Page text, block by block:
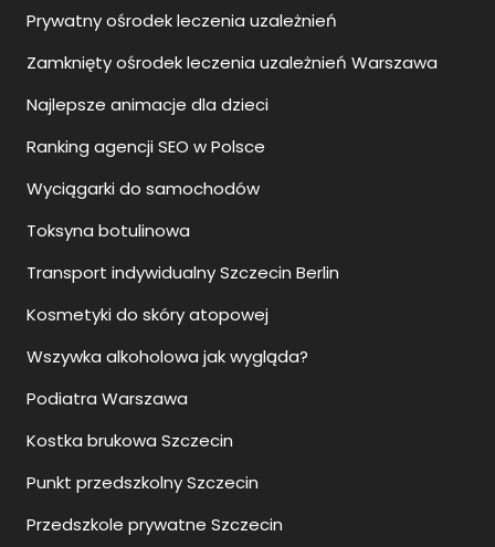
Prywatny ośrodek leczenia uzależnień
Zamknięty ośrodek leczenia uzależnień Warszawa
Najlepsze animacje dla dzieci
Ranking agencji SEO w Polsce
Wyciągarki do samochodów
Toksyna botulinowa
Transport indywidualny Szczecin Berlin
Kosmetyki do skóry atopowej
Wszywka alkoholowa jak wygląda?
Podiatra Warszawa
Kostka brukowa Szczecin
Punkt przedszkolny Szczecin
Przedszkole prywatne Szczecin